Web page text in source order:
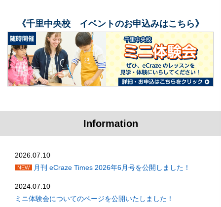
《千里中央校 イベントのお申込みはこちら》
Information
2026.07.10
NEW 月刊 eCraze Times 2026年6月号を公開しました！
2024.07.10
ミニ体験会についてのページを公開いたしました！